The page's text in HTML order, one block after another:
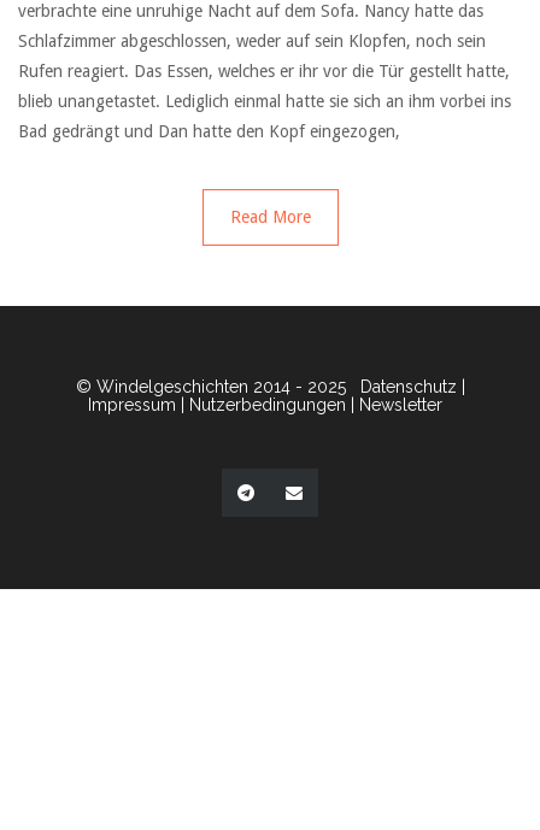
verbrachte eine unruhige Nacht auf dem Sofa. Nancy hatte das
Schlafzimmer abgeschlossen, weder auf sein Klopfen, noch sein
Rufen reagiert. Das Essen, welches er ihr vor die Tür gestellt hatte,
blieb unangetastet. Lediglich einmal hatte sie sich an ihm vorbei ins
Bad gedrängt und Dan hatte den Kopf eingezogen,
Read More
© Windelgeschichten 2014 - 2025 Datenschutz
Impressum
Nutzerbedingungen Newsletter